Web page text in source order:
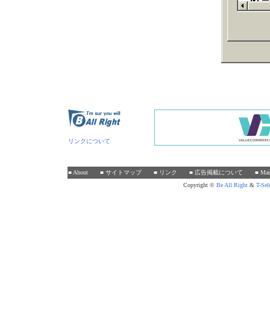
リンクについて
■ About ■ サイトマップ ■ リンク ■ 広告掲載について
■
Copyright © Be All Right& T-